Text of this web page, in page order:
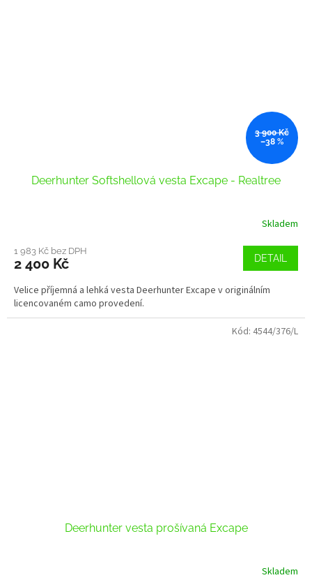
3 900 Kč
–38 %
Deerhunter Softshellová vesta Excape - Realtree
Skladem
1 983 Kč bez DPH
2 400 Kč DETAIL
Velice příjemná a lehká vesta Deerhunter Excape v originálním
licencovaném camo provedení.
Deerhunter vesta prošívaná Excape
Skladem
Kód: 4544/376/L